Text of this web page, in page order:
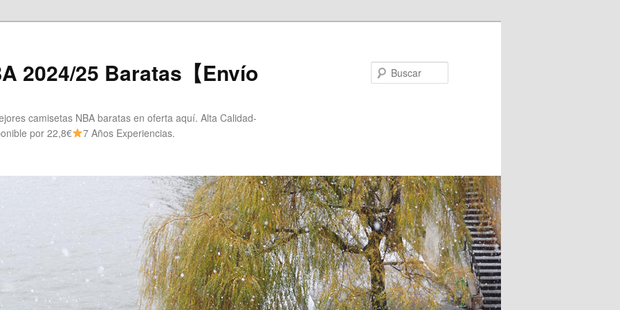
2024/25 Baratas【Envío
camisetas NBA baratas en oferta aquí. Alta Calidad-
por 22,8€
7 Años Experiencias.